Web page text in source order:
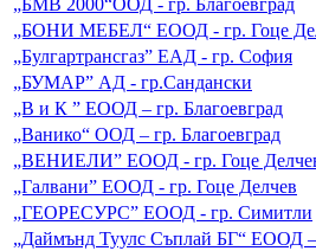
„БМВ 2000“ООД - гр. Благоевград
„БОНИ МЕБЕЛ“ ЕООД - гр. Гоце
„Булгартрансгаз” ЕАД - гр. София
„БУМАР” АД - гр.Сандански
„В и К ” EООД – гр. Благоевград
„Ванико“ ООД – гр. Благоевград
„ВЕНИЕЛИ” ЕООД - гр. Гоце
„Галвани” ЕООД - гр. Гоце Делчев
„ГЕОРЕСУРС” ЕООД - гр. Симитли
„Даймънд Туулс Съплай БГ“ ЕООД